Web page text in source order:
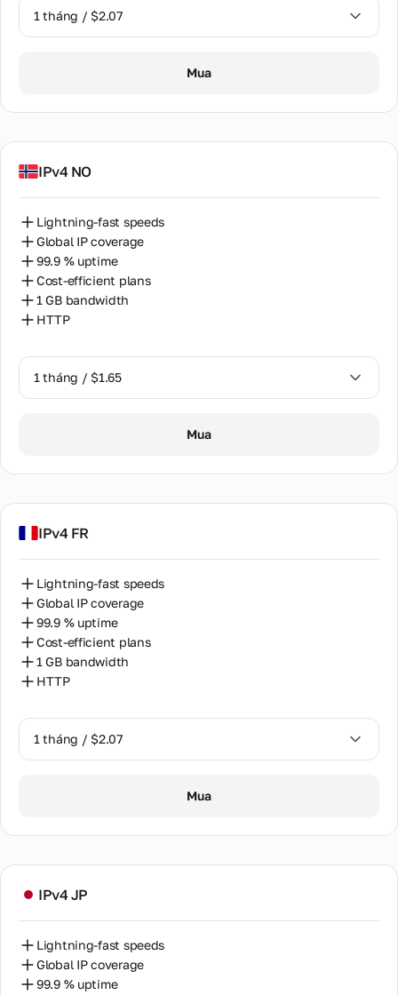
1 tháng / $2.07
Mua
IPv4 NO
Lightning-fast speeds
Global IP coverage
99.9 % uptime
Cost-efficient plans
1 GB bandwidth
HTTP
1 tháng / $1.65
Mua
IPv4 FR
Lightning-fast speeds
Global IP coverage
99.9 % uptime
Cost-efficient plans
1 GB bandwidth
HTTP
1 tháng / $2.07
Mua
IPv4 JP
Lightning-fast speeds
Global IP coverage
99.9 % uptime